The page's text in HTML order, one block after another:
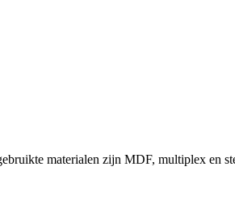
materialen zijn MDF, multiplex en